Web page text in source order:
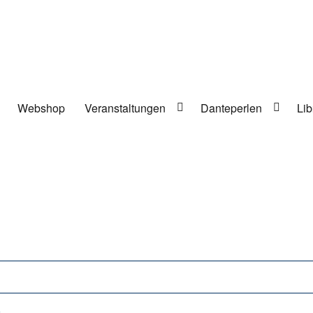
Webshop Veranstaltungen Danteperlen